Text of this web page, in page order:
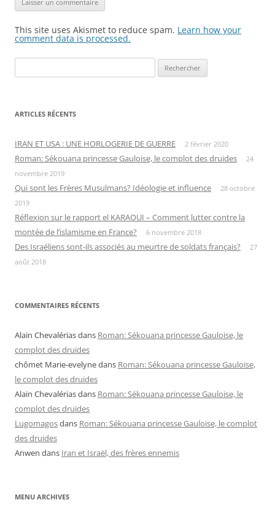
This site uses Akismet to reduce spam. Learn how your
comment data is processed.
ARTICLES RÉCENTS
IRAN ET USA : UNE HORLOGERIE DE GUERRE 2 février 2020
Roman: Sékouana princesse Gauloise, le complot des druides
24
novembre 2019
Qui sont les Frères Musulmans? Idéologie et influence
28 octobre
2019
Réflexion sur le rapport el KARAOUI – Comment lutter contre la
montée de l’islamisme en France?
6 novembre 2018
Des Israéliens sont-ils associés au meurtre de soldats français?
27
août 2018
COMMENTAIRES RÉCENTS
Alain Chevalériasdans Roman: Sékouana princesse Gauloise, le
complot des druides
chômet Marie-evelynedans Roman: Sékouana princesse Gauloise,
le complot des druides
Alain Chevalériasdans Roman: Sékouana princesse Gauloise, le
complot des druides
Lugomagosdans Roman: Sékouana princesse Gauloise, le complot
des druides
Anwen dans Iran et Israël, des frères ennemis
MENU ARCHIVES